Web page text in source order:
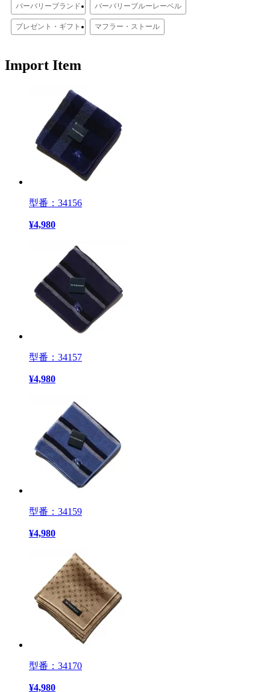
バーバリーブランド バーバリーブルーレーベル
プレゼント・ギフト マフラー・ストール
Import Item
型番：34156
¥4,980
型番：34157
¥4,980
型番：34159
¥4,980
型番：34170
¥4,980